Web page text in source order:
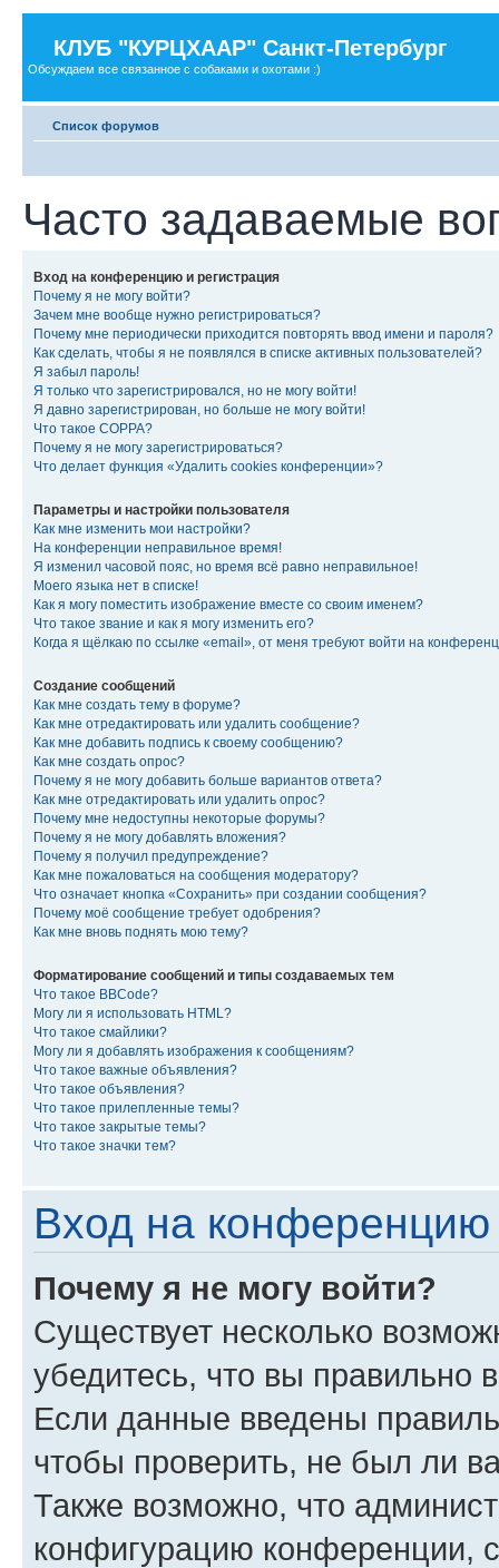
КЛУБ "КУРЦХААР" Санкт-Петербург
Обсуждаем все связанное с собаками и охотами :)
Список форумов
Часто задаваемые
Вход на конференцию и регистрация
Почему я не могу войти?
Зачем мне вообще нужно регистрироваться?
Почему мне периодически приходится повторять ввод имени и пароля?
Как сделать, чтобы я не появлялся в списке активных пользователей?
Я забыл пароль!
Я только что зарегистрировался, но не могу войти!
Я давно зарегистрирован, но больше не могу войти!
Что такое COPPA?
Почему я не могу зарегистрироваться?
Что делает функция «Удалить cookies конференции»?
Параметры и настройки пользователя
Как мне изменить мои настройки?
На конференции неправильное время!
Я изменил часовой пояс, но время всё равно неправильное!
Моего языка нет в списке!
Как я могу поместить изображение вместе со своим именем?
Что такое звание и как я могу изменить его?
Когда я щёлкаю по ссылке «email», от меня требуют войти на
Создание сообщений
Как мне создать тему в форуме?
Как мне отредактировать или удалить сообщение?
Как мне добавить подпись к своему сообщению?
Как мне создать опрос?
Почему я не могу добавить больше вариантов ответа?
Как мне отредактировать или удалить опрос?
Почему мне недоступны некоторые форумы?
Почему я не могу добавлять вложения?
Почему я получил предупреждение?
Как мне пожаловаться на сообщения модератору?
Что означает кнопка «Сохранить» при создании сообщения?
Почему моё сообщение требует одобрения?
Как мне вновь поднять мою тему?
Форматирование сообщений и типы создаваемых тем
Что такое BBCode?
Могу ли я использовать HTML?
Что такое смайлики?
Могу ли я добавлять изображения к сообщениям?
Что такое важные объявления?
Что такое объявления?
Что такое прилепленные темы?
Что такое закрытые темы?
Что такое значки тем?
Вход на конференцию
Почему я не могу войти?
Существует несколько
убедитесь, что вы правильно
Если данные введены
чтобы проверить, не был ли
Также возможно, что
конфигурацию конференции,